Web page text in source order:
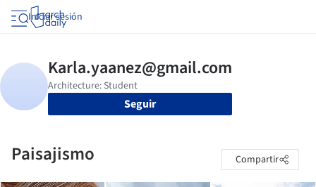
Iniciar sesión
Seguir
Paisajismo Compartir